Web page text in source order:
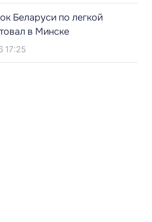
Беларуси по легкой
в Минске
17:25